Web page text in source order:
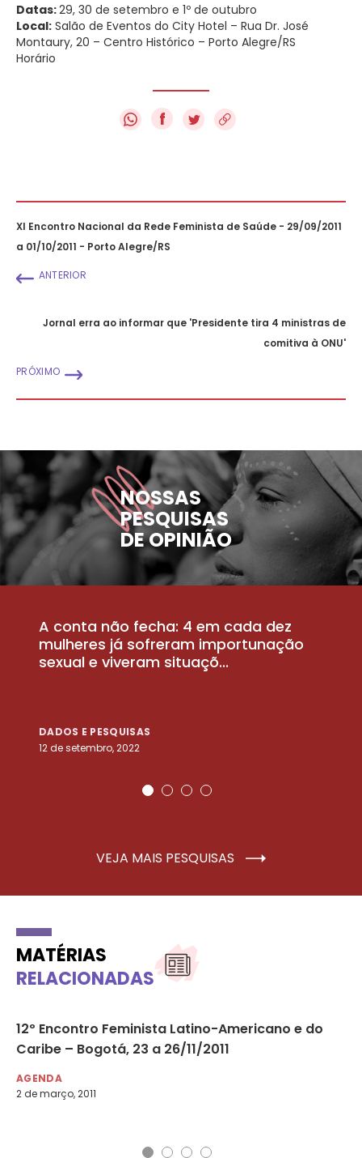
Datas:29, 30 de setembro e 1º de outubro
Local: Salão de Eventos do City Hotel – Rua Dr. José
Montaury, 20 – Centro Histórico – Porto Alegre/RS
Horário
f
XI Encontro Nacional da Rede Feminista de Saúde - 29/09/2011
a 01/10/2011 - Porto Alegre/RS
ANTERIOR
Jornal erra ao informar que 'Presidente tira 4 ministras de
comitiva à ONU'
PRÓXIMO
NOSSAS
PESQUISAS
DE OPINIÃO
A conta não fecha: 4 em cada dez
mulheres já sofreram importunação
sexual e viveram situaçõ...
DADOS E PESQUISAS
12 de setembro, 2022
VEJA MAIS PESQUISAS
MATÉRIAS
RELACIONADAS
12º Encontro Feminista Latino-Americano e do
Caribe – Bogotá, 23 a 26/11/2011
AGENDA
2 de março, 2011